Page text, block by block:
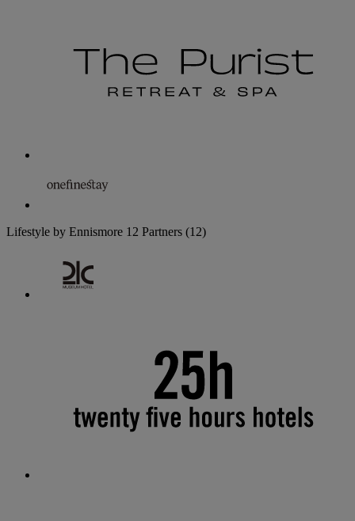
Lifestyle by Ennismore 12 Partners (12)